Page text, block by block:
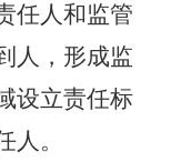
任人和监管
人，形成监
设立责任标
。